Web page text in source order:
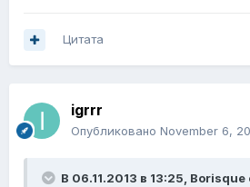
Цитата
igrrr
Опубликовано November 6,
В 06.11.2013 в 13:25, Borisque